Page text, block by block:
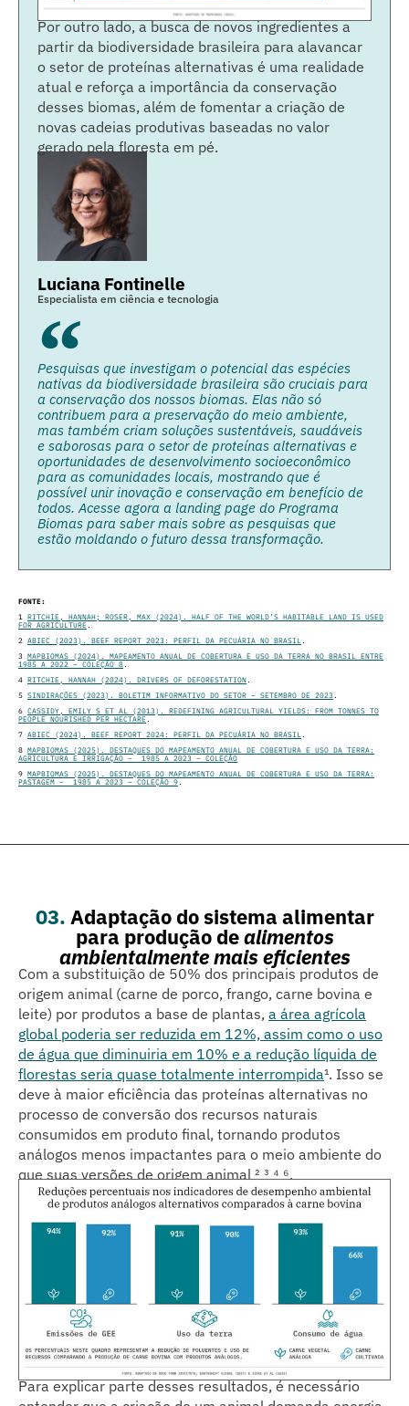
Luciana Fontinelle
Especialista em ciência e tecnologia
Pesquisas que investigam o potencial das espécies
nativas da biodiversidade brasileira são cruciais para
a conservação dos nossos biomas. Elas não só
contribuem para a preservação do meio ambiente,
mas também criam soluções sustentáveis, saudáveis
e saborosas para o setor de proteínas alternativas e
oportunidades de desenvolvimento socioeconômico
para as comunidades locais, mostrando que é
possível unir inovação e conservação em benefício de
todos. Acesse agora a landing page do Programa
Biomas para saber mais sobre as pesquisas que
estão moldando o futuro dessa transformação.
Por outro lado, a busca de novos ingredientes a
partir da biodiversidade brasileira para alavancar
o setor de proteínas alternativas é uma realidade
atual e reforça a importância da conservação
desses biomas, além de fomentar a criação de
novas cadeias produtivas baseadas no valor
gerado pela floresta em pé.
FONTE:
1 RITCHIE, HANNAH; ROSER, MAX (2024). HALF OF THE WORLD’S HABITABLE LAND IS USED
FOR AGRICULTURE
2 ABIEC (2023). BEEF REPORT 2023: PERFIL DA PECUÁRIA NO BRASIL
3 MAPBIOMAS (2024). MAPEAMENTO ANUAL DE COBERTURA E USO DA TERRA NO BRASIL ENTRE
1985 A 2022 – COLEÇÃO 8
4 RITCHIE, HANNAH (2024). DRIVERS OF DEFORESTATION
5 SINDIRAÇÕES (2023). BOLETIM INFORMATIVO DO SETOR – SETEMBRO DE 2023
6 CASSIDY, EMILY S ET AL (2013). REDEFINING AGRICULTURAL YIELDS: FROM TONNES TO
PEOPLE NOURISHED PER HECTARE
7 ABIEC (2024). BEEF REPORT 2024: PERFIL DA PECUÁRIA NO BRASIL
8 MAPBIOMAS (2025). DESTAQUES DO MAPEAMENTO ANUAL DE COBERTURA E USO DA TERRA:
AGRICULTURA E IRRIGAÇÃO – 1985 A 2023 – COLEÇÃO
9 MAPBIOMAS (2025). DESTAQUES DO MAPEAMENTO ANUAL DE COBERTURA E USO DA TERRA:
PASTAGEM – 1985 A 2023 – COLEÇÃO 9
03. Adaptação do sistema alimentar
para produção dealimentos
ambientalmente mais eficientes
Com a substituição de 50% dos principais produtos de
origem animal (carne de porco, frango, carne bovina e
leite) por produtos a base de plantas, a área agrícola
global poderia ser reduzida em 12%, assim como o uso
de água que diminuiria em 10% e a redução líquida de
florestas seria quase totalmente interrompida¹. Isso se
deve à maior eficiência das proteínas alternativas no
processo de conversão dos recursos naturais
consumidos em produto final, tornando produtos
análogos menos impactantes para o meio ambiente do
que suas versões de origem animal ² ³ ⁴ ⁶.
Para explicar parte desses resultados, é necessário